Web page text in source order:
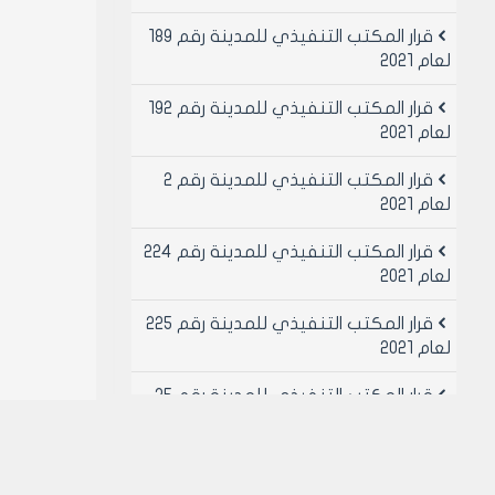
قرار المكتب التنفيذي للمدينة رقم 189
لعام 2021
قرار المكتب التنفيذي للمدينة رقم 192
لعام 2021
قرار المكتب التنفيذي للمدينة رقم 2
لعام 2021
قرار المكتب التنفيذي للمدينة رقم 224
لعام 2021
قرار المكتب التنفيذي للمدينة رقم 225
لعام 2021
قرار المكتب التنفيذي للمدينة رقم 25